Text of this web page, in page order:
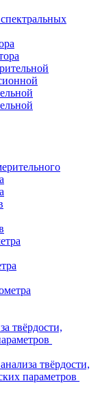
твёрдости,
твёрдости,
параметров